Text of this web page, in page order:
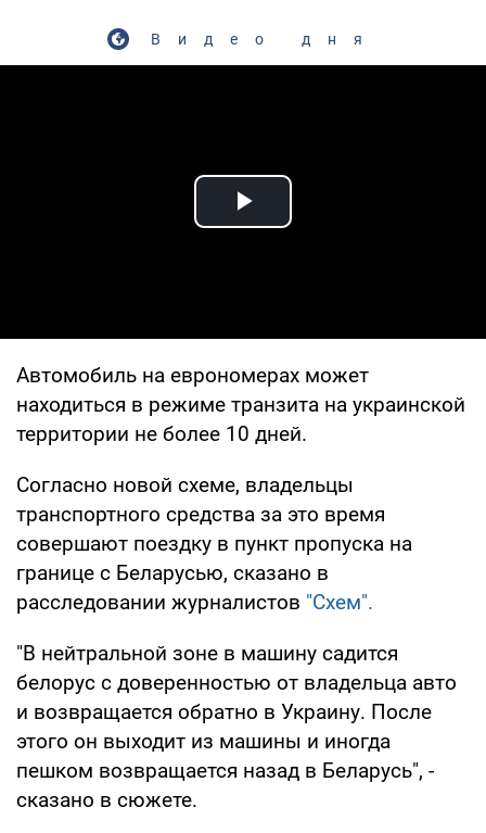
Видео дня
Play Video
Автомобиль на еврономерах может
находиться в режиме транзита на украинской
территории не более 10 дней.
Согласно новой схеме, владельцы
транспортного средства за это время
совершают поездку в пункт пропуска на
границе с Беларусью, сказано в
расследовании журналистов "Схем".
"В нейтральной зоне в машину садится
белорус с доверенностью от владельца авто
и возвращается обратно в Украину. После
этого он выходит из машины и иногда
пешком возвращается назад в Беларусь", -
сказано в сюжете.